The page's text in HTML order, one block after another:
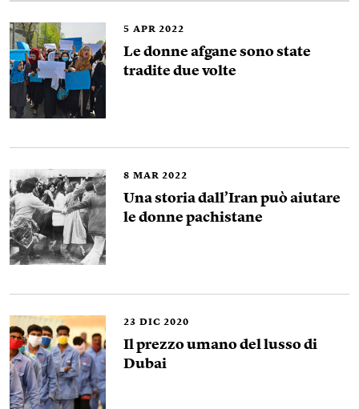
5 APR 2022
Le donne afgane sono state
tradite due volte
8 MAR 2022
Una storia dall’Iran può aiutare
le donne pachistane
23 DIC 2020
Il prezzo umano del lusso di
Dubai